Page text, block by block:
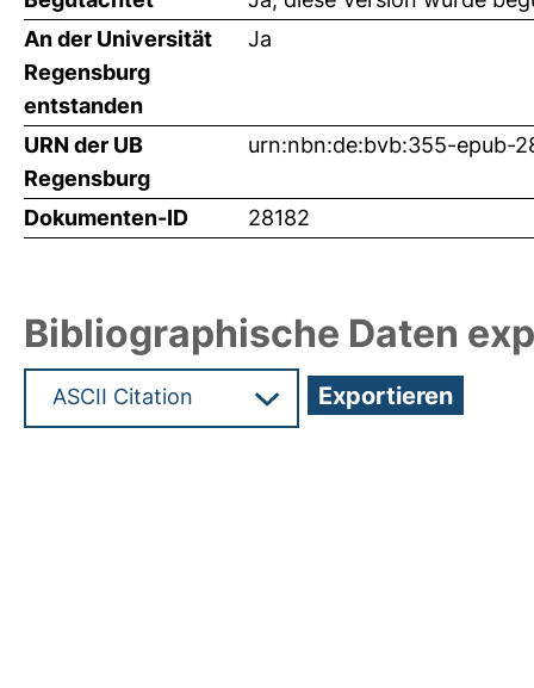
An der Universität
Regensburg
entstanden
Ja
URN der UB
Regensburg
urn:nbn:de:bvb:355-epub-
Dokumenten-ID 28182
Bibliographische Daten